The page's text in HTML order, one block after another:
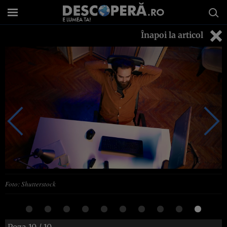
Înapoi la articol
Foto: Shutterstock